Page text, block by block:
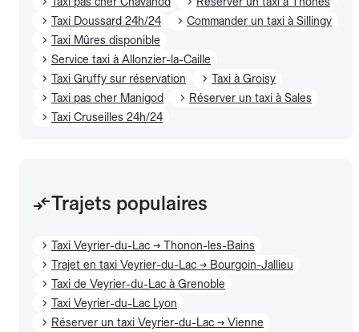
Taxi Doussard 24h/24
Commander un taxi à Sillingy
Taxi Mûres disponible
Service taxi à Allonzier-la-Caille
Taxi Gruffy sur réservation
Taxi à Groisy
Taxi pas cher Manigod
Réserver un taxi à Sales
Taxi Cruseilles 24h/24
Trajets populaires
Taxi Veyrier-du-Lac → Thonon-les-Bains
Trajet en taxi Veyrier-du-Lac → Bourgoin-Jallieu
Taxi de Veyrier-du-Lac à Grenoble
Taxi Veyrier-du-Lac Lyon
Réserver un taxi Veyrier-du-Lac → Vienne